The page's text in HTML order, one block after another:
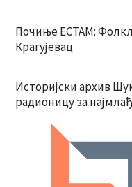
Почиње ЕСТАМ:
Крагујевац
Историјски архив
радионицу за